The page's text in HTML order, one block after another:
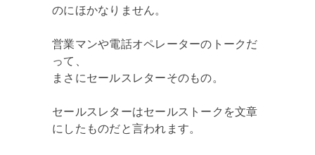
のにほかなりません。
営業マンや電話オペレーターのトークだ
って、
まさにセールスレターそのもの。
セールスレターはセールストークを文章
にしたものだと言われます。